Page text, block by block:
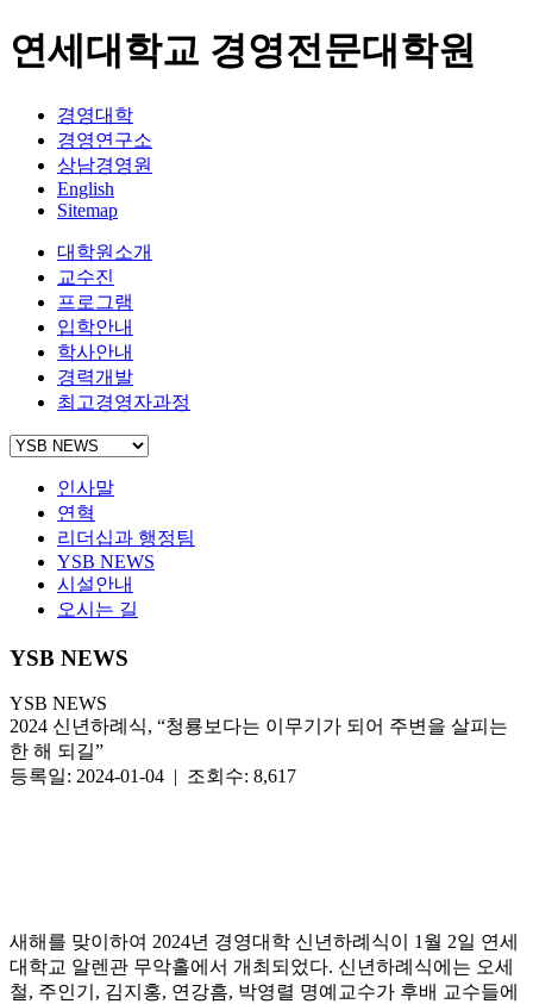
연세대학교 경영전문대학원
경영대학
경영연구소
상남경영원
English
Sitemap
대학원소개
교수진
프로그램
입학안내
학사안내
경력개발
최고경영자과정
인사말
연혁
리더십과 행정팀
YSB NEWS
시설안내
오시는 길
YSB NEWS
YSB NEWS
2024 신년하례식, “청룡보다는 이무기가 되어 주변을 살피는
한 해 되길”
등록일: 2024-01-04 | 조회수: 8,617
새해를 맞이하여 2024년 경영대학 신년하례식이 1월 2일 연세
대학교 알렌관 무악홀에서 개최되었다. 신년하례식에는 오세
철, 주인기, 김지홍, 연강흠, 박영렬 명예교수가 후배 교수들에